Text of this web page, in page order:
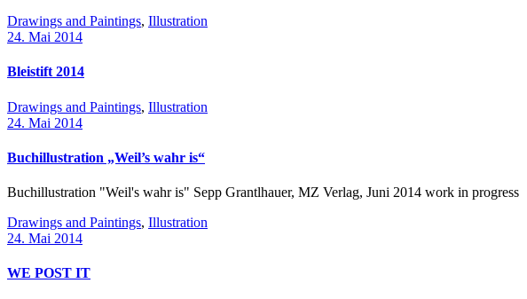
Drawings and Paintings, Illustration
24. Mai 2014
Bleistift 2014
Drawings and Paintings, Illustration
24. Mai 2014
Buchillustration „Weil’s wahr is“
Buchillustration "Weil's wahr is" Sepp Grantlhauer, MZ Verlag, Juni 2014 work in progress
Drawings and Paintings, Illustration
24. Mai 2014
WE POST IT